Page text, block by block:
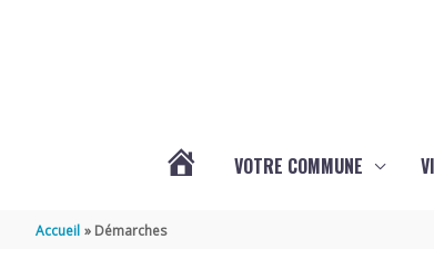
VOTRE COMMUNE
Accueil Démarches